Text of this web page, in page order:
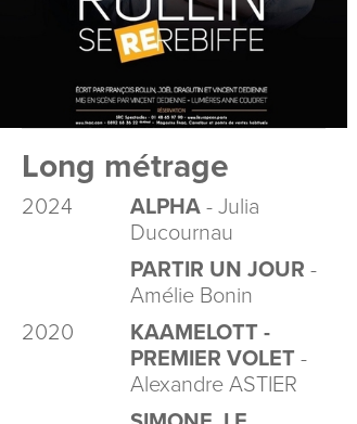
Long métrage
2024 ALPHA - Julia
Ducournau
PARTIR UN JOUR -
Amélie Bonin
2020
KAAMELOTT -
PREMIER VOLET -
Alexandre ASTIER